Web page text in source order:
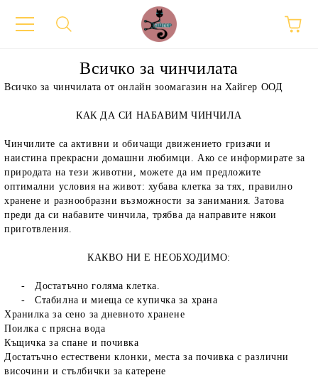
Всичко за чинчилата
Всичко за чинчилата от онлайн зоомагазин на Хайгер ООД
КАК ДА СИ НАБАВИМ ЧИНЧИЛА
Чинчилите са активни и обичащи движението гризачи и
наистина прекрасни домашни любимци. Ако се информирате за
природата на тези животни, можете да им предложите
оптимални условия на живот: хубава клетка за тях, правилно
хранене и разнообразни възможности за занимания. Затова
преди да си набавите чинчила, трябва да направите някои
приготвления.
КАКВО НИ Е НЕОБХОДИМО:
- Достатъчно голяма клетка.
- Стабилна и миеща се купичка за храна
Хранилка за сено за дневното хранене
Поилка с прясна вода
Къщичка за спане и почивка
Достатъчно естествени клонки, места за почивка с различни
височини и стълбички за катерене